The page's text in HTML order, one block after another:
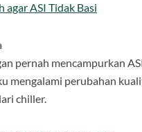
agar ASI Tidak Basi
pernah mencampurkan
mengalami perubahan
chiller.